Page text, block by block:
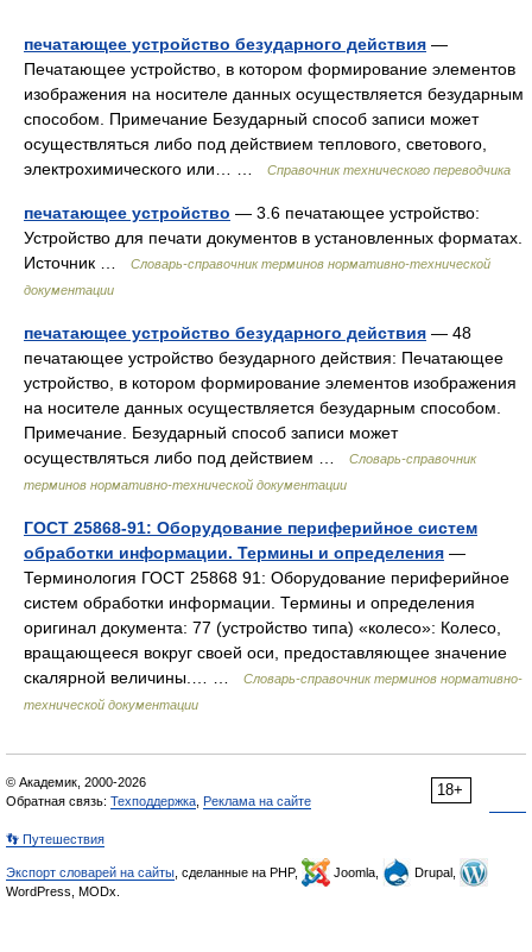
печатающее устройство безударного действия —
Печатающее устройство, в котором формирование элементов
изображения на носителе данных осуществляется безударным
способом. Примечание Безударный способ записи может
осуществляться либо под действием теплового, светового,
электрохимического или… …
Справочник технического переводчика
печатающее устройство — 3.6 печатающее устройство:
Устройство для печати документов в установленных форматах.
Источник …
Словарь-справочник терминов нормативно-технической
документации
печатающее устройство безударного действия — 48
печатающее устройство безударного действия: Печатающее
устройство, в котором формирование элементов изображения
на носителе данных осуществляется безударным способом.
Примечание. Безударный способ записи может
осуществляться либо под действием …
Словарь-справочник
терминов нормативно-технической документации
ГОСТ 25868-91: Оборудование периферийное систем
обработки информации. Термины и определения —
Терминология ГОСТ 25868 91: Оборудование периферийное
систем обработки информации. Термины и определения
оригинал документа: 77 (устройство типа) «колесо»: Колесо,
вращающееся вокруг своей оси, предоставляющее значение
скалярной величины.… …
Словарь-справочник терминов нормативно-
технической документации
18+
© Академик, 2000-2026
Обратная связь: Техподдержка Реклама на сайте
👣 Путешествия
Экспорт словарей на сайты , сделанные на PHP, Joomla,
Drupal,
WordPress, MODx.